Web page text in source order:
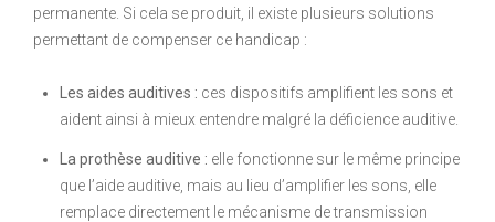
permanente. Si cela se produit, il existe plusieurs solutions
permettant de compenser ce handicap :
Les aides auditives : ces dispositifs amplifient les sons et
aident ainsi à mieux entendre malgré la déficience auditive.
La prothèse auditive : elle fonctionne sur le même principe
que l’aide auditive, mais au lieu d’amplifier les sons, elle
remplace directement le mécanisme de transmission